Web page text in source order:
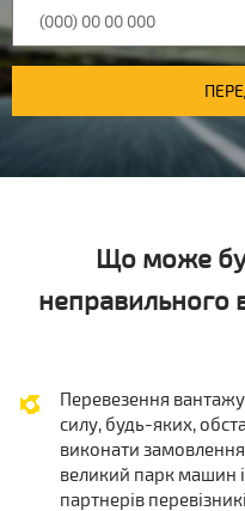
Що може
неправильного
Перевезення
силу, будь-яких,
виконати
великий парк машин
партнерів